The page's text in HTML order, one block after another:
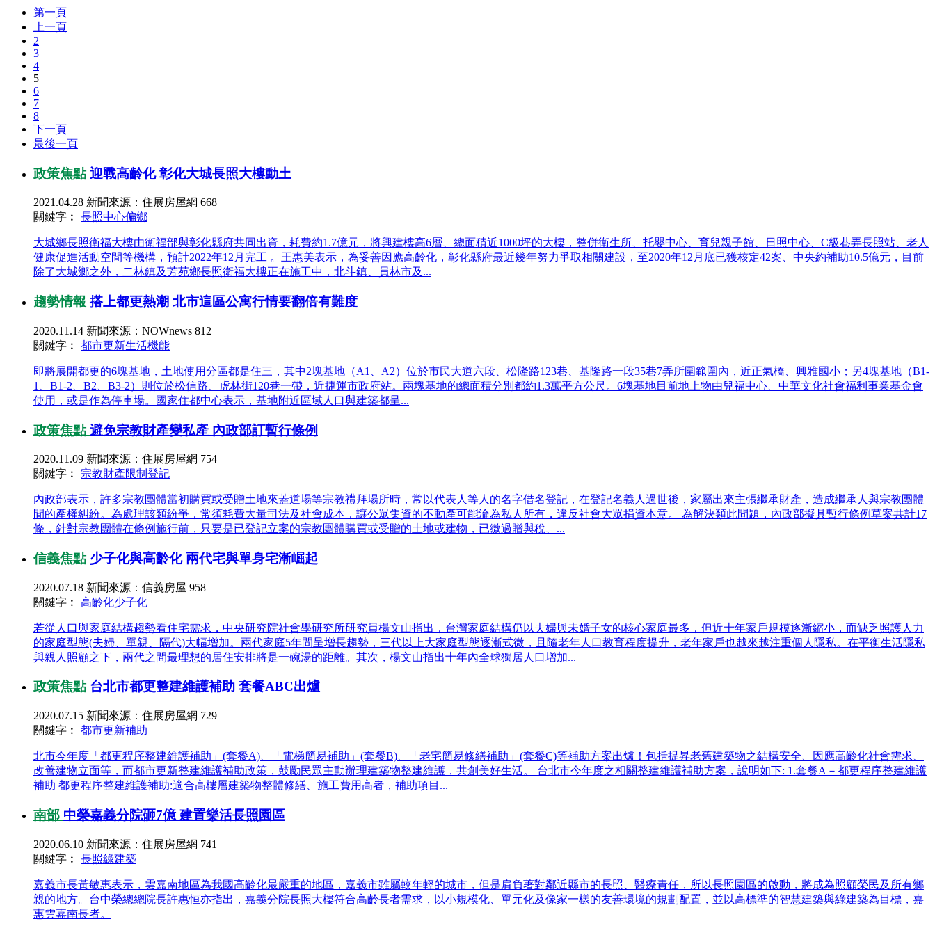
第一頁
上一頁
2
3
4
5
6
7
8
下一頁
最後一頁
政策焦點迎戰高齡化 彰化大城長照大樓動土
2021.04.28
|
新聞來源：住展房屋網
|
668
關鍵字︰ 長照中心偏鄉
大城鄉長照衛福大樓由衛福部與彰化縣府共同出資，耗費約1.7億元，將興建樓高6層、總面積近1000坪的大樓，整併衛生所、托嬰中心、育兒親子館、日照中心、C級巷弄長照站、老人
健康促進活動空間等機構，預計2022年12月完工 。王惠美表示，為妥善因應高齡化，彰化縣府最近幾年努力爭取相關建設，至2020年12月底已獲核定42案、中央約補助10.5億元，目前
除了大城鄉之外，二林鎮及芳苑鄉長照衛福大樓正在施工中，北斗鎮、員林市及...
趨勢情報 搭上都更熱潮 北市這區公寓行情要翻倍有難度
2020.11.14
|
新聞來源：NOWnews
|
812
關鍵字︰ 都市更新生活機能
即將展開都更的6塊基地，土地使用分區都是住三，其中2塊基地（A1、A2）位於市民大道六段、松隆路123巷、基隆路一段35巷7弄所圍範圍內，近正氣橋、興雅國小；另4塊基地（B1-
1、B1-2、B2、B3-2）則位於松信路、虎林街120巷一帶，近捷運市政府站。兩塊基地的總面積分別都約1.3萬平方公尺。6塊基地目前地上物由兒福中心、中華文化社會福利事業基金會
使用，或是作為停車場。國家住都中心表示，基地附近區域人口與建築都呈...
政策焦點避免宗教財產變私產 內政部訂暫行條例
2020.11.09
|
新聞來源：住展房屋網
|
754
關鍵字︰ 宗教財產限制登記
內政部表示，許多宗教團體當初購買或受贈土地來蓋道場等宗教禮拜場所時，常以代表人等人的名字借名登記，在登記名義人過世後，家屬出來主張繼承財產，造成繼承人與宗教團體
間的產權糾紛。為處理該類紛爭，常須耗費大量司法及社會成本，讓公眾集資的不動產可能淪為私人所有，違反社會大眾捐資本意。 為解決類此問題，內政部擬具暫行條例草案共計17
條，針對宗教團體在條例施行前，只要是已登記立案的宗教團體購買或受贈的土地或建物，已繳過贈與稅、...
信義焦點 少子化與高齡化 兩代宅與單身宅漸崛起
2020.07.18
|
新聞來源：信義房屋
|
958
關鍵字︰ 高齡化少子化
若從人口與家庭結構趨勢看住宅需求，中央研究院社會學研究所研究員楊文山指出，台灣家庭結構仍以夫婦與未婚子女的核心家庭最多，但近十年家戶規模逐漸縮小，而缺乏照護人力
的家庭型態(夫婦、單親、隔代)大幅增加。兩代家庭5年間呈增長趨勢，三代以上大家庭型態逐漸式微，且隨老年人口教育程度提升，老年家戶也越來越注重個人隱私。在平衡生活隱私
與親人照顧之下，兩代之間最理想的居住安排將是一碗湯的距離。其次，楊文山指出十年內全球獨居人口增加...
政策焦點 台北市都更整建維護補助 套餐ABC出爐
2020.07.15
|
新聞來源：住展房屋網
|
729
關鍵字︰ 都市更新補助
北市今年度「都更程序整建維護補助」(套餐A)、「電梯簡易補助」(套餐B)、「老宅簡易修繕補助」(套餐C)等補助方案出爐！包括提昇老舊建築物之結構安全、因應高齡化社會需求、
改善建物立面等，而都市更新整建維護補助政策，鼓勵民眾主動辦理建築物整建維護，共創美好生活。 台北市今年度之相關整建維護補助方案，說明如下: 1.套餐A－都更程序整建維護
補助 都更程序整建維護補助:適合高樓層建築物整體修繕、施工費用高者，補助項目...
南部 中榮嘉義分院砸7億 建置樂活長照園區
2020.06.10
|
新聞來源：住展房屋網
|
741
關鍵字︰ 長照綠建築
嘉義市長黃敏惠表示，雲嘉南地區為我國高齡化最嚴重的地區，嘉義市雖屬較年輕的城市，但是肩負著對鄰近縣市的長照、醫療責任，所以長照園區的啟動，將成為照顧榮民及所有鄉
親的地方。台中榮總總院長許惠恒亦指出，嘉義分院長照大樓符合高齡長者需求，以小規模化、單元化及像家一樣的友善環境的規劃配置，並以高標準的智慧建築與綠建築為目標，嘉
惠雲嘉南長者。